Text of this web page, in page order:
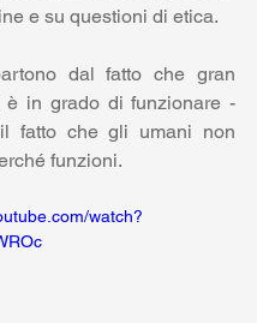
e su questioni di etica.
dal fatto che gran
è in grado di funzionare -
fatto che gli umani non
funzioni.
watch?